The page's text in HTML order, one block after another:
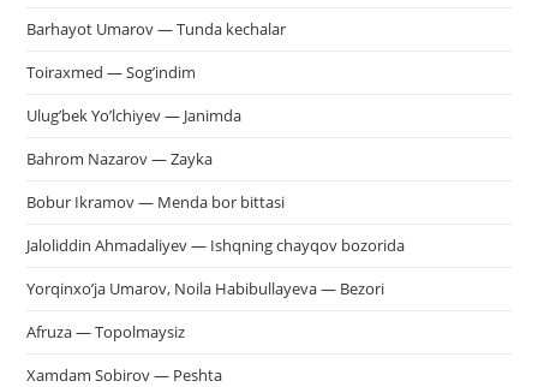
Barhayot Umarov — Tunda kechalar
Toiraxmed — Sog’indim
Ulug’bek Yo’lchiyev — Janimda
Bahrom Nazarov — Zayka
Bobur Ikramov — Menda bor bittasi
Jaloliddin Ahmadaliyev — Ishqning chayqov bozorida
Yorqinxo’ja Umarov, Noila Habibullayeva — Bezori
Afruza — Topolmaysiz
Xamdam Sobirov — Peshta